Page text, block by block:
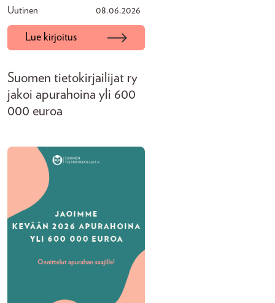
Uutinen 08.06.2026
Lue kirjoitus
Suomen tietokirjailijat ry
jakoi apurahoina yli 600
000 euroa